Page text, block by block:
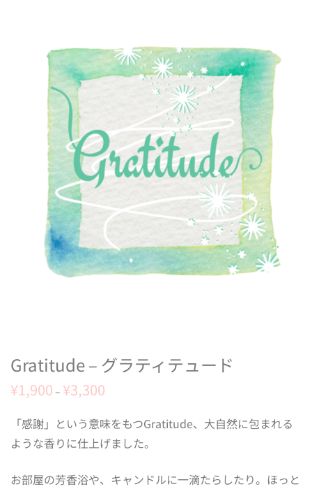
Gratitude – グラティテュード
¥1,900 – ¥3,300
「感謝」という意味をもつGratitude、大自然に包まれる
ような香りに仕上げました。
お部屋の芳香浴や、キャンドルに一滴たらしたり。ほっと